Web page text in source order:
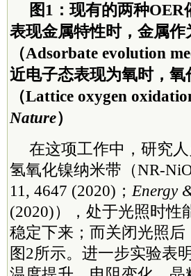
图1：现有的两种
表现金属特性时，金属
（Adsorbate evolution
近电子态表现为氧时，
（Lattice oxygen
Nature）
在这项工作中，研究
氢氧化镍纳米带（NR-
11, 4647 (2020)；Energy
(2020)），处于光照时性
稳定下来；而关闭光照
图2所示。进一步实验表